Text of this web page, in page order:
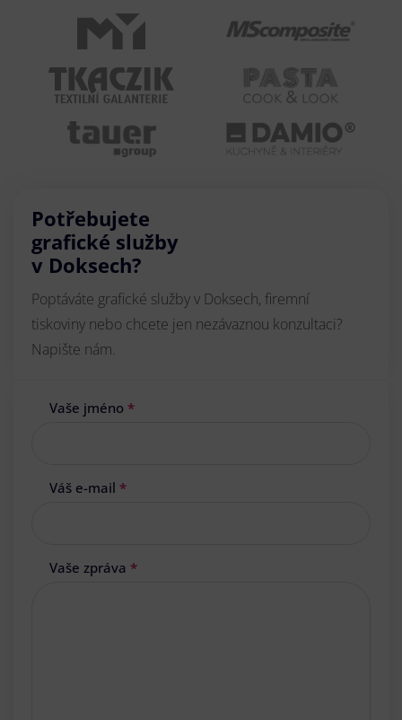
Potřebujete
grafické služby
v Doksech?
Poptáváte grafické služby v Doksech, firemní
tiskoviny nebo chcete jen nezávaznou konzultaci?
Napište nám.
Vaše jméno *
Váš e-mail *
Vaše zpráva *